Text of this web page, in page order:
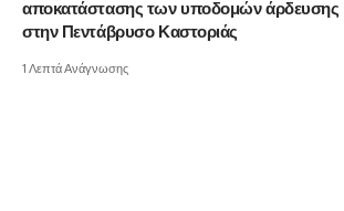
αποκατάστασης των υποδομών άρδευσης
στην Πεντάβρυσο Καστοριάς
1 Λεπτά Ανάγνωσης